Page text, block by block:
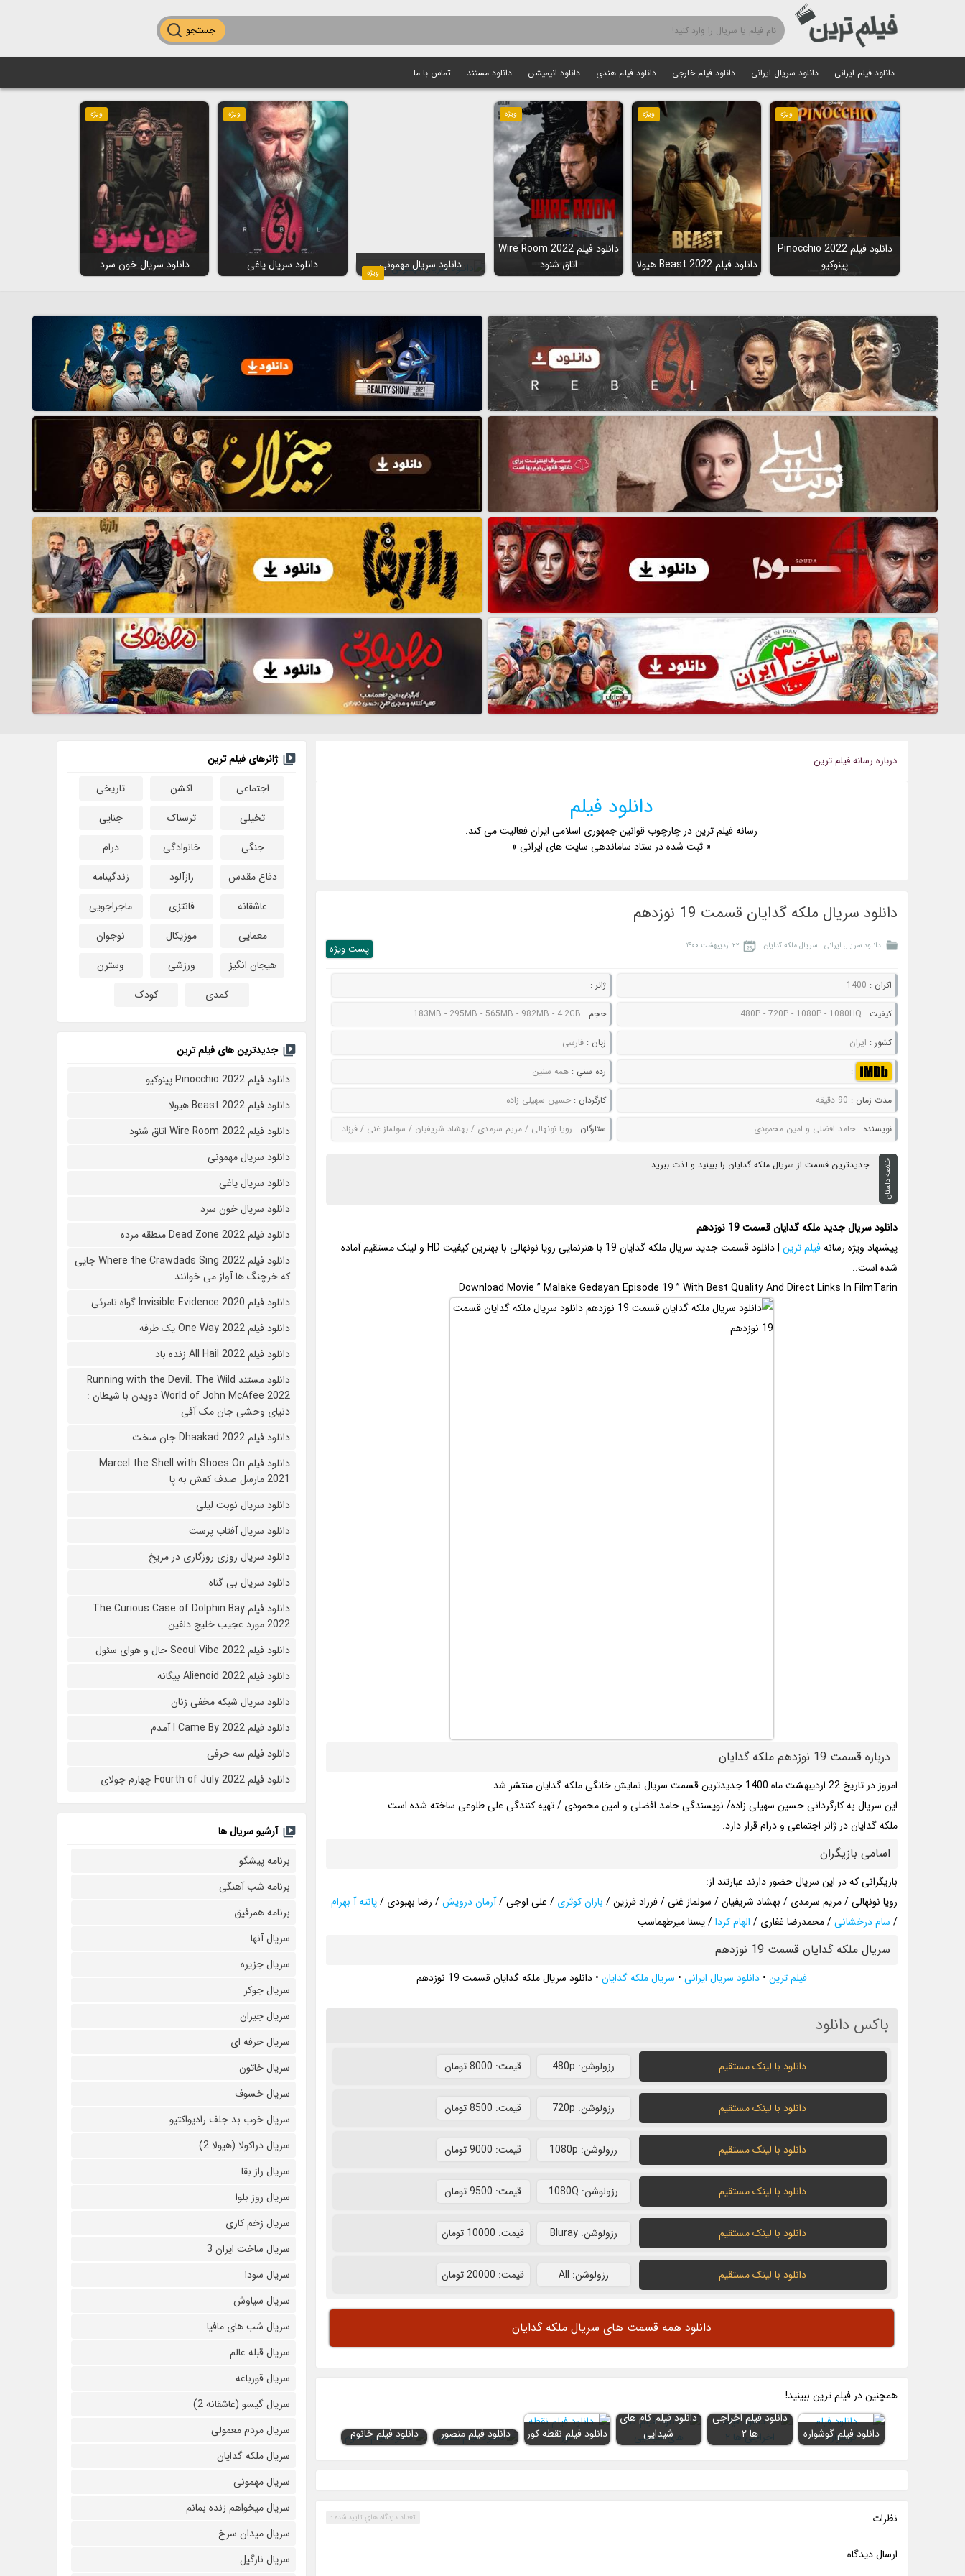
جستجو
دانلود فیلم ایرانی دانلود سریال ایرانی دانلود فیلم خارجی دانلود فیلم هندی دانلود انیمیشن دانلود مستند تماس با ما
ویژه
دانلود فیلم Pinocchio 2022
پینوکیو
ویژه
دانلود فیلم Beast 2022 هیولا
ویژه
دانلود فیلم Wire Room 2022
اتاق شنود
ویژه
دانلود سریال مهمونی
ویژه
دانلود سریال یاغی
ویژه
دانلود سریال خون سرد
درباره رسانه فيلم ترين
دانلود فیلم
رسانه فیلم ترین در چارچوب قوانین جمهوری اسلامی ایران فعالیت می کند.
« ثبت شده در ستاد ساماندهی سایت های ایرانی »
دانلود سریال ملکه گدایان قسمت 19 نوزدهم
دانلود سریال ایرانی سریال ملکه گدایان ۲۲ اردیبهشت ۱۴۰۰ پست ويژه
اکران : 1400 ژانر :
کيفيت : 480P - 720P - 1080P - 1080HQ حجم : 183MB - 295MB - 565MB - 982MB - 4.2GB
کشور : ایران زبان :فارسی
: رده سني :همه سنین
مدت زمان : 90 دقیقه کارگردان :حسین سهیلی زاده
نويسنده :حامد افضلی و امین محمودی ستارگان : رویا نونهالی / مریم سرمدی / بهشاد شریفیان / سولماز غنی / فرزاد فرزین / باران کوثری
خلاصه داستان جدیدترین قسمت از سریال ملکه گدایان را ببینید و لذت ببرید..
دانلود سریال جدید ملکه گدایان قسمت 19 نوزدهم
پیشنهاد ویژه رسانهفیلم ترین
| دانلود قسمت جدید سریال ملکه گدایان 19 با هنرنمایی رویا نونهالی با بهترین کیفیت HD و لینک مستقیم آماده
شده است..
Download Movie ” Malake Gedayan Episode 19 ” With Best Quality And Direct Links In FilmTarin
درباره قسمت 19 نوزدهم ملکه گدایان
امروز در تاریخ 22 اردیبهشت ماه 1400 جدیدترین قسمت سریال نمایش خانگی ملکه گدایان منتشر شد.
این سریال به کارگردانی حسین سهیلی زاده/ نویسندگی حامد افضلی و امین محمودی / تهیه کنندگی علی طلوعی ساخته شده است.
ملکه گدایان در ژانر اجتماعی و درام قرار دارد.
اسامی بازیگران
بازیگرانی که در این سریال حضور دارند عبارتند از:
رویا نونهالی / مریم سرمدی / بهشاد شریفیان / سولماز غنی / فرزاد فرزین / باران کوثری / علی اوجی /آرمان درویش/ رضا بهبودی /پانته آ بهرام
/ سام درخشانی/ محمدرضا غفاری / الهام کردا/ یسنا میرطهماسب
سریال ملکه گدایان قسمت 19 نوزدهم
فیلم ترین •دانلود سریال ایرانی • سریال ملکه گدایان •دانلود سریال ملکه گدایان قسمت 19 نوزدهم
باکس دانلود
دانلود با لينک مستقيم رزولوشن: 480p قيمت: 8000 تومان
دانلود با لينک مستقيم رزولوشن: 720p قيمت: 8500 تومان
دانلود با لينک مستقيم رزولوشن: 1080p قيمت: 9000 تومان
دانلود با لينک مستقيم رزولوشن: 1080Q قيمت: 9500 تومان
دانلود با لينک مستقيم رزولوشن: Bluray قيمت: 10000 تومان
دانلود با لينک مستقيم رزولوشن: All قيمت: 20000 تومان
دانلود همه قسمت های سریال ملکه گدایان
همچنين در فيلم ترين ببينيد!
دانلود فیلم گوشواره
دانلود فیلم اخراجی
ها ۲
دانلود فیلم گام های
شیدایی
دانلود فیلم نقطه کور دانلود فیلم منصور دانلود فیلم خانوم
نظرات تعداد ديدگاه هاي تاييد شده :
ارسال ديدگاه
ژانرهای فیلم ترین
اجتماعی
اکشن
تاریخی
تخیلی
ترسناک
جنایی
جنگی
خانوادگی
درام
دفاع مقدس
رازآلود
زندگینامه
عاشقانه
فانتزی
ماجراجویی
معمایی
موزیکال
نوجوان
هیجان انگیز
ورزشی
وسترن
کمدی
کودک
جدیدترین های فیلم ترین
دانلود فیلم Pinocchio 2022 پینوکیو
دانلود فیلم Beast 2022 هیولا
دانلود فیلم Wire Room 2022 اتاق شنود
دانلود سریال مهمونی
دانلود سریال یاغی
دانلود سریال خون سرد
دانلود فیلم 2022 Dead Zone منطقه مرده
دانلود فیلم Where the Crawdads Sing 2022 جایی
که خرچنگ ها آواز می خوانند
دانلود فیلم 2020 Invisible Evidence گواه نامرئی
دانلود فیلم One Way 2022 یک طرفه
دانلود فیلم All Hail 2022 زنده باد
دانلود مستند Running with the Devil: The Wild
World of John McAfee 2022 دویدن با شیطان :
دنیای وحشی جان مک آفی
دانلود فیلم Dhaakad 2022 جان سخت
دانلود فیلم Marcel the Shell with Shoes On
2021 مارسل صدف کفش به پا
دانلود سریال نوبت لیلی
دانلود سریال آفتاب پرست
دانلود سریال روزی روزگاری در مریخ
دانلود سریال بی گناه
دانلود فیلم The Curious Case of Dolphin Bay
2022 مورد عجیب خلیج دلفین
دانلود فیلم Seoul Vibe 2022 حال و هوای سئول
دانلود فیلم Alienoid 2022 بیگانه
دانلود سریال شبکه مخفی زنان
دانلود فیلم I Came By 2022 آمدم
دانلود فیلم سه حرفی
دانلود فیلم Fourth of July 2022 چهارم جولای
آرشیو سریال ها
برنامه پیشگو
برنامه شب آهنگی
برنامه همرفیق
سریال آنها
سریال جزیره
سریال جوکر
سریال جیران
سریال حرفه ای
سریال خاتون
سریال خسوف
سریال خوب بد جلف رادیواکتیو
سریال دراکولا (هیولا 2)
سریال راز بقا
سریال روز بلوا
سریال زخم کاری
سریال ساخت ایران 3
سریال سودا
سریال سیاوش
سریال شب های مافیا
سریال قبله عالم
سریال قورباغه
سریال گیسو (عاشقانه 2)
سریال مردم معمولی
سریال ملکه گدایان
سریال مهمونی
سریال میخواهم زنده بمانم
سریال میدان سرخ
سریال نارگیل